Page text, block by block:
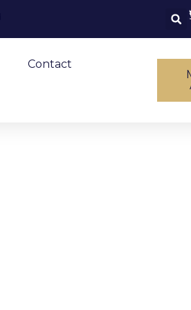
Contact